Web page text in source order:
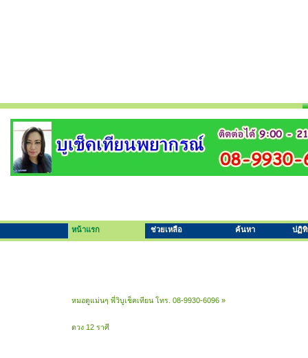
หน้าแรก ช่วยเหลือ ค้นหา ปฏิ
หมอดูแม่นๆ พี่วิบูเช็คเทียน โทร. 08-9930-6096 »
ดวง 12 ราศี